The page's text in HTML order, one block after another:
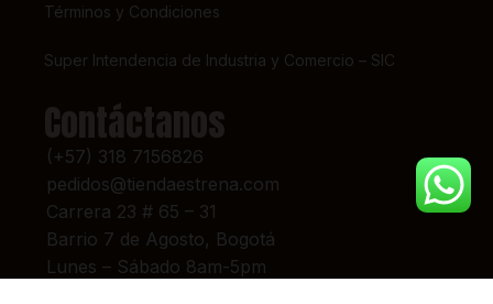
Términos y Condiciones
Super Intendencia de Industria y Comercio – SIC
Contáctanos
(+57) 318 7156826
pedidos@tiendaestrena.com
Carrera 23 # 65 – 31
Barrio 7 de Agosto, Bogotá
Lunes – Sábado 8am-5pm